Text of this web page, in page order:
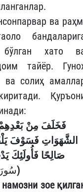
ва
бўлган хато
тайёр.
солиҳ
فَخَلَفَ مِنْ بَعْدِهِمْ
الشَّهَوَاتِ فَسَوْفَ
صَالِحًا فَأُولَئِكَ
)
намозни зое